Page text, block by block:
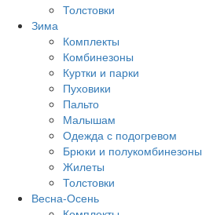
Толстовки
Зима
Комплекты
Комбинезоны
Куртки и парки
Пуховики
Пальто
Малышам
Одежда с подогревом
Брюки и полукомбинезоны
Жилеты
Толстовки
Весна-Осень